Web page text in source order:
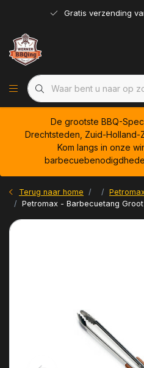
Gratis verzending
De grootste BBQ-
Drechtsteden, Zuid-Holland-
Kom langs in onze
Terug naar home
Petromax - Barbecuetang Groot